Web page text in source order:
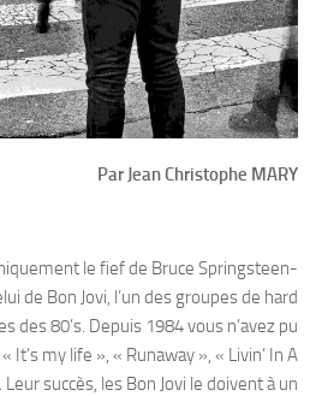
Par Jean Christophe MARY
le fief de Bruce Springsteen-
de Bon Jovi, l’un des groupes de hard
des 80’s. Depuis 1984 vous n’avez pu
It’s my life », « Runaway », « Livin’ In A
succès, les Bon Jovi le doivent à un